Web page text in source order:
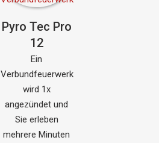
Pyro Tec Pro
12
Ein
Verbundfeuerwerk
wird 1x
angezündet und
Sie erleben
mehrere Minuten